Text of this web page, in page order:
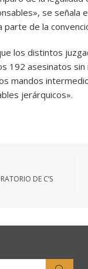
se señala
de la
los distintos
192 asesinatos
mandos
jerárquicos».
DE C’S